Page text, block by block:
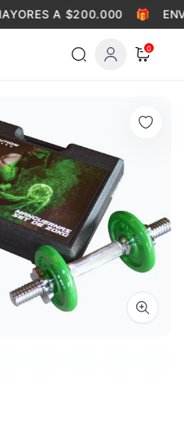
A $200.000 🎁
0
Zoom